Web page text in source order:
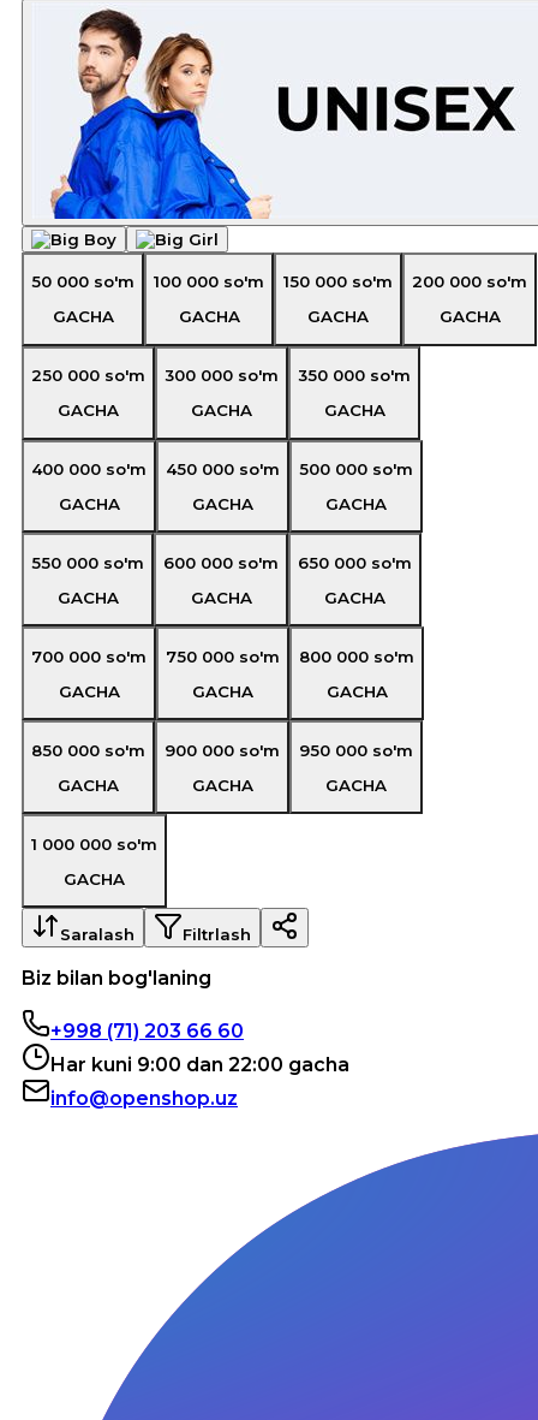
50 000 so'm
GACHA
100 000 so'm
GACHA
150 000 so'm
GACHA
200 000 so'm
GACHA
250 000 so'm
GACHA
300 000 so'm
GACHA
350 000 so'm
GACHA
400 000 so'm
GACHA
450 000 so'm
GACHA
500 000 so'm
GACHA
550 000 so'm
GACHA
600 000 so'm
GACHA
650 000 so'm
GACHA
700 000 so'm
GACHA
750 000 so'm
GACHA
800 000 so'm
GACHA
850 000 so'm
GACHA
900 000 so'm
GACHA
950 000 so'm
GACHA
1 000 000 so'm
GACHA
Saralash Filtrlash
Biz bilan bog'laning
+998 (71) 203 66 60
Har kuni 9:00 dan 22:00 gacha
info@openshop.uz